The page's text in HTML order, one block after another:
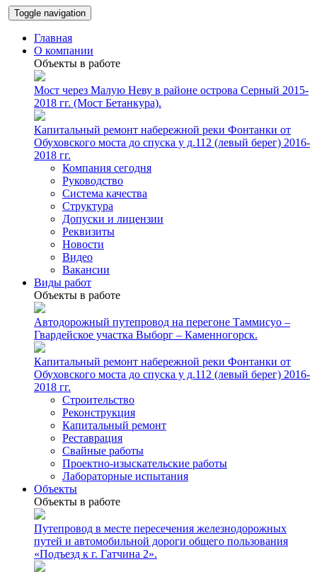
Toggle navigation
Главная
О компании
Объекты в работе
Мост через Малую Неву в районе острова Серный 2015-
2018 гг. (Мост Бетанкура).
Капитальный ремонт набережной реки Фонтанки от
Обуховского моста до спуска у д.112 (левый берег) 2016-
2018 гг.
Компания сегодня
Руководство
Система качества
Структура
Допуски и лицензии
Реквизиты
Новости
Видео
Вакансии
Виды работ
Объекты в работе
Автодорожный путепровод на перегоне Таммисуо –
Гвардейское участка Выборг – Каменногорск.
Капитальный ремонт набережной реки Фонтанки от
Обуховского моста до спуска у д.112 (левый берег) 2016-
2018 гг.
Строительство
Реконструкция
Капитальный ремонт
Реставрация
Свайные работы
Проектно-изыскательские работы
Лабораторные испытания
Объекты
Объекты в работе
Путепровод в месте пересечения железнодорожных
путей и автомобильной дороги общего пользования
«Подъезд к г. Гатчина 2».